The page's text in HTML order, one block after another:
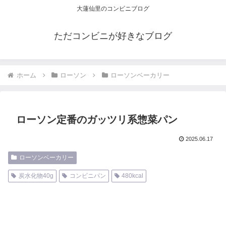
大蓮仙里のコンビニブログ
ただコンビニが好きなブログ
ホーム ローソン ローソンベーカリー
ローソン定番のガッツリ系惣菜パン
2025.06.17
ローソンベーカリー
炭水化物40g コンビニパン 480kcal